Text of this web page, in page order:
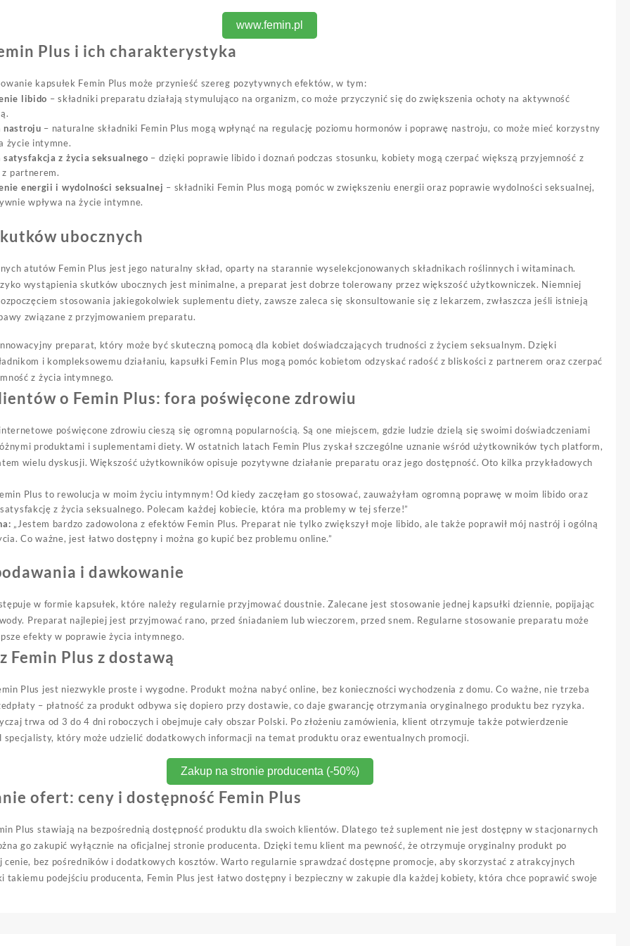
www.femin.pl
Plus i ich charakterystyka
kapsułek Femin Plus może przynieść szereg pozytywnych efektów, w tym:
libido – składniki preparatu działają stymulująco na organizm, co może przyczynić się do zwiększenia ochoty na aktywność
nastroju – naturalne składniki Femin Plus mogą wpłynąć na regulację poziomu hormonów i poprawę nastroju, co może mieć korzystny
życie intymne.
satysfakcja z życia seksualnego – dzięki poprawie libido i doznań podczas stosunku, kobiety mogą czerpać większą przyjemność z
partnerem.
energii i wydolności seksualnej – składniki Femin Plus mogą pomóc w zwiększeniu energii oraz poprawie wydolności seksualnej,
wpływa na życie intymne.
ubocznych
atutów Femin Plus jest jego naturalny skład, oparty na starannie wyselekcjonowanych składnikach roślinnych i witaminach.
wystąpienia skutków ubocznych jest minimalne, a preparat jest dobrze tolerowany przez większość użytkowniczek. Niemniej
stosowania jakiegokolwiek suplementu diety, zawsze zaleca się skonsultowanie się z lekarzem, zwłaszcza jeśli istnieją
związane z przyjmowaniem preparatu.
preparat, który może być skuteczną pomocą dla kobiet doświadczających trudności z życiem seksualnym. Dzięki
i kompleksowemu działaniu, kapsułki Femin Plus mogą pomóc kobietom odzyskać radość z bliskości z partnerem oraz czerpać
z życia intymnego.
o Femin Plus: fora poświęcone zdrowiu
poświęcone zdrowiu cieszą się ogromną popularnością. Są one miejscem, gdzie ludzie dzielą się swoimi doświadczeniami
produktami i suplementami diety. W ostatnich latach Femin Plus zyskał szczególne uznanie wśród użytkowników tych platform,
wielu dyskusji. Większość użytkowników opisuje pozytywne działanie preparatu oraz jego dostępność. Oto kilka przykładowych
Plus to rewolucja w moim życiu intymnym! Od kiedy zaczęłam go stosować, zauważyłam ogromną poprawę w moim libido oraz
z życia seksualnego. Polecam każdej kobiecie, która ma problemy w tej sferze!”
„Jestem bardzo zadowolona z efektów Femin Plus. Preparat nie tylko zwiększył moje libido, ale także poprawił mój nastrój i ogólną
Co ważne, jest łatwo dostępny i można go kupić bez problemu online.”
i dawkowanie
w formie kapsułek, które należy regularnie przyjmować doustnie. Zalecane jest stosowanie jednej kapsułki dziennie, popijając
Preparat najlepiej jest przyjmować rano, przed śniadaniem lub wieczorem, przed snem. Regularne stosowanie preparatu może
efekty w poprawie życia intymnego.
Femin Plus z dostawą
Plus jest niezwykle proste i wygodne. Produkt można nabyć online, bez konieczności wychodzenia z domu. Co ważne, nie trzeba
– płatność za produkt odbywa się dopiero przy dostawie, co daje gwarancję otrzymania oryginalnego produktu bez ryzyka.
trwa od 3 do 4 dni roboczych i obejmuje cały obszar Polski. Po złożeniu zamówienia, klient otrzymuje także potwierdzenie
specjalisty, który może udzielić dodatkowych informacji na temat produktu oraz ewentualnych promocji.
Zakup na stronie producenta (-50%)
ofert: ceny i dostępność Femin Plus
Plus stawiają na bezpośrednią dostępność produktu dla swoich klientów. Dlatego też suplement nie jest dostępny w stacjonarnych
go zakupić wyłącznie na oficjalnej stronie producenta. Dzięki temu klient ma pewność, że otrzymuje oryginalny produkt po
cenie, bez pośredników i dodatkowych kosztów. Warto regularnie sprawdzać dostępne promocje, aby skorzystać z atrakcyjnych
takiemu podejściu producenta, Femin Plus jest łatwo dostępny i bezpieczny w zakupie dla każdej kobiety, która chce poprawić swoje